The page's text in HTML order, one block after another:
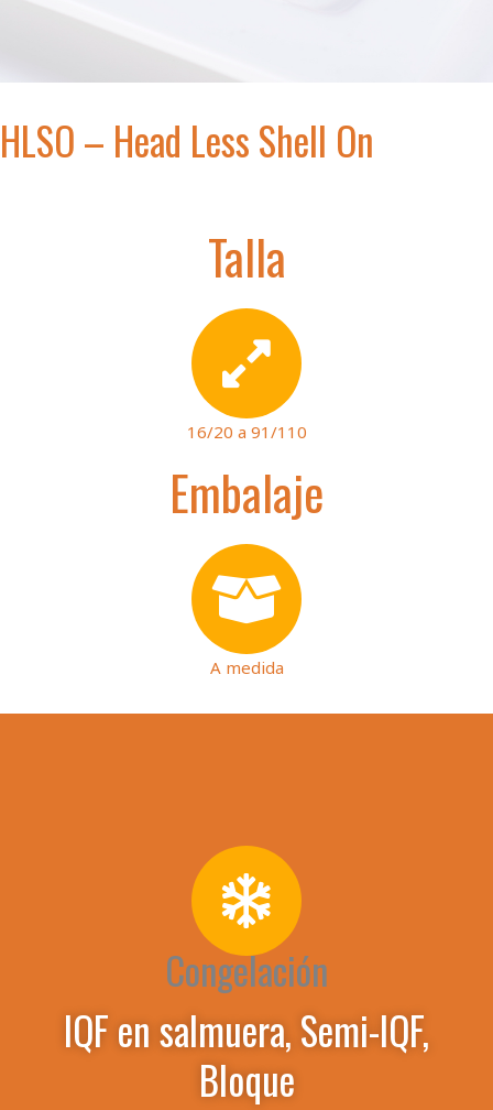
HLSO – Head Less Shell On
Talla
16/20 a 91/110
Embalaje
A medida
Congelación
IQF en salmuera, Semi-IQF,
Bloque